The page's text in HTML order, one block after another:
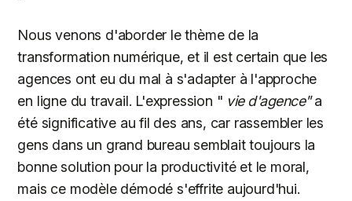
Nous venons d'aborder le thème de la
transformation numérique, et il est certain que les
agences ont eu du mal à s'adapter à l'approche
en ligne du travail. L'expression " vie d'agence"a
été significative au fil des ans, car rassembler les
gens dans un grand bureau semblait toujours la
bonne solution pour la productivité et le moral,
mais ce modèle démodé s'effrite aujourd'hui.